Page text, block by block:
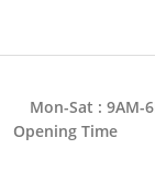
Mon-Sat : 9AM-
Opening Time